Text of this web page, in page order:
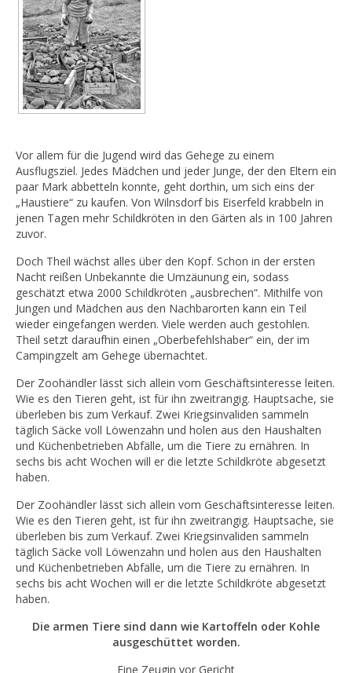
Vor allem für die Jugend wird das Gehege zu einem
Ausflugsziel. Jedes Mädchen und jeder Junge, der den Eltern ein
paar Mark abbetteln konnte, geht dorthin, um sich eins der
„Haustiere“ zu kaufen. Von Wilnsdorf bis Eiserfeld krabbeln in
jenen Tagen mehr Schildkröten in den Gärten als in 100 Jahren
zuvor.
Doch Theil wächst alles über den Kopf. Schon in der ersten
Nacht reißen Unbekannte die Umzäunung ein, sodass
geschätzt etwa 2000 Schildkröten „ausbrechen“. Mithilfe von
Jungen und Mädchen aus den Nachbarorten kann ein Teil
wieder eingefangen werden. Viele werden auch gestohlen.
Theil setzt daraufhin einen „Oberbefehlshaber“ ein, der im
Campingzelt am Gehege übernachtet.
Der Zoohändler lässt sich allein vom Geschäftsinteresse leiten.
Wie es den Tieren geht, ist für ihn zweitrangig. Hauptsache, sie
überleben bis zum Verkauf. Zwei Kriegsinvaliden sammeln
täglich Säcke voll Löwenzahn und holen aus den Haushalten
und Küchenbetrieben Abfälle, um die Tiere zu ernähren. In
sechs bis acht Wochen will er die letzte Schildkröte abgesetzt
haben.
Der Zoohändler lässt sich allein vom Geschäftsinteresse leiten.
Wie es den Tieren geht, ist für ihn zweitrangig. Hauptsache, sie
überleben bis zum Verkauf. Zwei Kriegsinvaliden sammeln
täglich Säcke voll Löwenzahn und holen aus den Haushalten
und Küchenbetrieben Abfälle, um die Tiere zu ernähren. In
sechs bis acht Wochen will er die letzte Schildkröte abgesetzt
haben.
Die armen Tiere sind dann wie Kartoffeln oder Kohle
ausgeschüttet worden.
Eine Zeugin vor Gericht